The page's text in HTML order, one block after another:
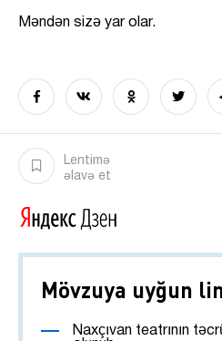
Məndən sizə yar olar.
Lentimə
əlavə et
Mövzuya uyğun
Naxçıvan teatrının